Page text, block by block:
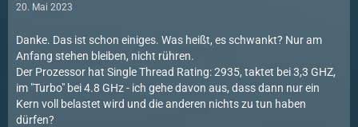
20. Mai 2023
Danke. Das ist schon einiges. Was heißt, es schwankt? Nur am
Anfang stehen bleiben, nicht rühren.
Der Prozessor hat Single Thread Rating: 2935, taktet bei 3,3 GHZ,
im "Turbo" bei 4.8 GHz - ich gehe davon aus, dass dann nur ein
Kern voll belastet wird und die anderen nichts zu tun haben
dürfen?